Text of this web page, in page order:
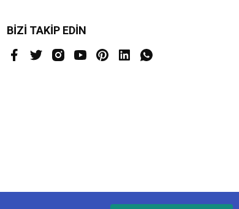
BİZİ TAKİP EDİN